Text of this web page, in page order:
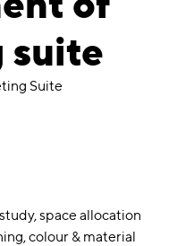
suite
Suite
space allocation
colour & material